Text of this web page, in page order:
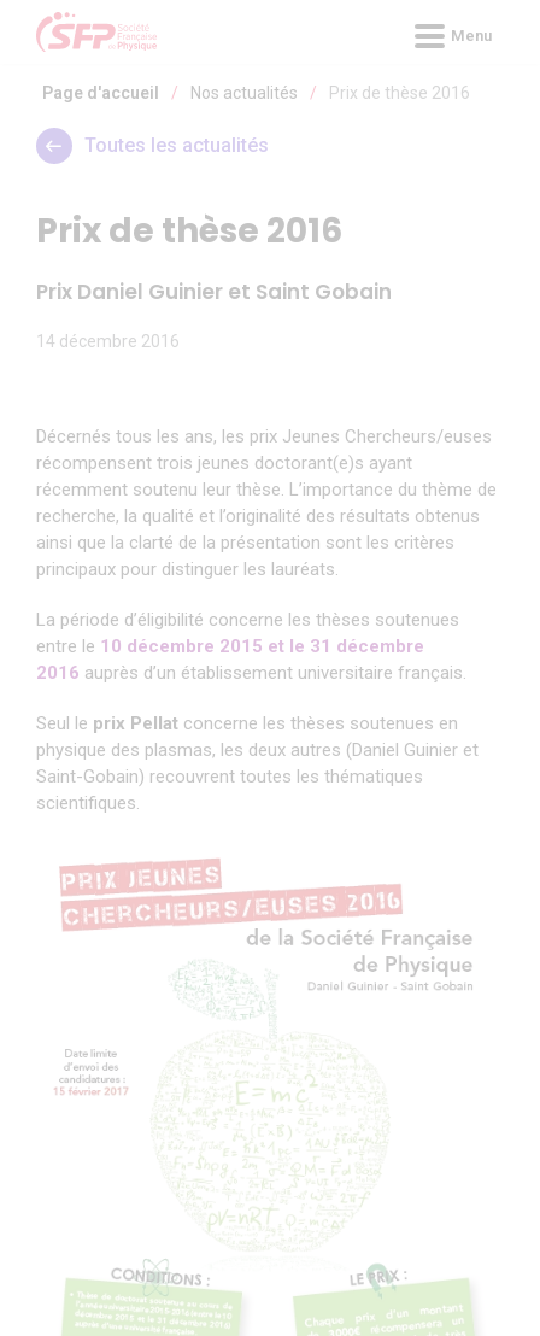
Panneau de gestion des cookies
Menu
Page d'accueil / Nos actualités / Prix de thèse 2016
Toutes les actualités
Prix de thèse 2016
Prix Daniel Guinier et Saint Gobain
14 décembre 2016
Décernés tous les ans, les prix Jeunes Chercheurs/euses
récompensent trois jeunes doctorant(e)s ayant
récemment soutenu leur thèse. L’importance du thème de
recherche, la qualité et l’originalité des résultats obtenus
ainsi que la clarté de la présentation sont les critères
principaux pour distinguer les lauréats.
La période d’éligibilité concerne les thèses soutenues
entre le 10 décembre 2015 et le 31 décembre
2016 auprès d’un établissement universitaire français.
Seul le prix Pellat concerne les thèses soutenues en
physique des plasmas, les deux autres (Daniel Guinier et
Saint-Gobain) recouvrent toutes les thématiques
scientifiques.